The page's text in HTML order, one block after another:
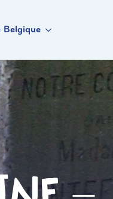
Belgique
–